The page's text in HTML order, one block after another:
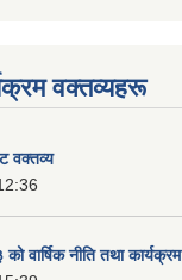
वक्तव्यहरू
वक्तव्य
वार्षिक नीति तथा कार्यक्रम